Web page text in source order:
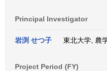
Principal Investigator
岩渕 せつ子 東北大学, 農
Project Period (FY)